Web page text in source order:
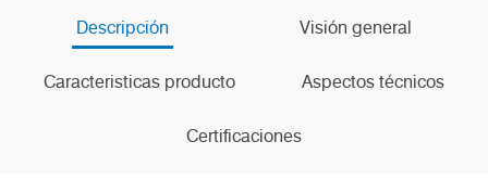
Descripción Visión general
Caracteristicas producto Aspectos técnicos
Certificaciones